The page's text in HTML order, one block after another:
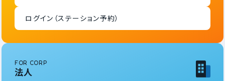
ログイン（ステーション予約）
FOR CORP
法人